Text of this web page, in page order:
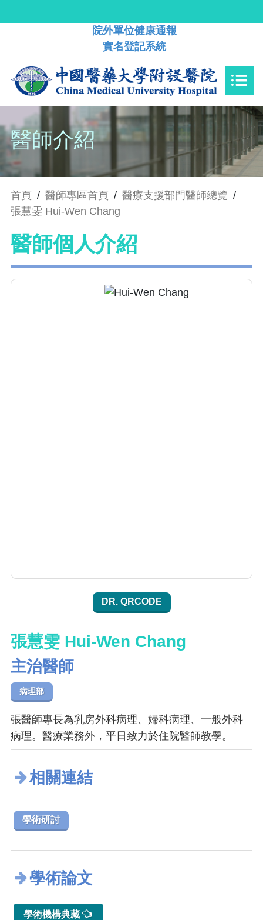
院外單位健康通報
實名登記系統
醫師介紹
首頁 / 醫師專區首頁 / 醫療支援部門醫師總覽 /
張慧雯 Hui-Wen Chang
醫師個人介紹
DR. QRCODE
張慧雯 Hui-Wen Chang
主治醫師
病理部
張醫師專長為乳房外科病理、婦科病理、一般外科
病理。醫療業務外，平日致力於住院醫師教學。
相關連結
學術研討
學術論文
學術機構典藏